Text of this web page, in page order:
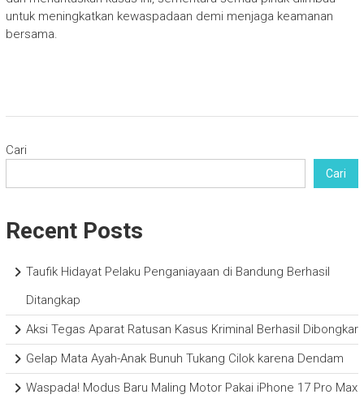
untuk meningkatkan kewaspadaan demi menjaga keamanan
bersama.
Cari
Cari
Recent Posts
Taufik Hidayat Pelaku Penganiayaan di Bandung Berhasil
Ditangkap
Aksi Tegas Aparat Ratusan Kasus Kriminal Berhasil Dibongkar
Gelap Mata Ayah-Anak Bunuh Tukang Cilok karena Dendam
Waspada! Modus Baru Maling Motor Pakai iPhone 17 Pro Max